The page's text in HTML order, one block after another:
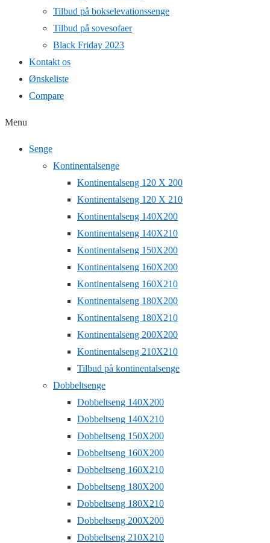
Tilbud på bokselevationssenge
Tilbud på sovesofaer
Black Friday 2023
Kontakt os
Ønskeliste
Compare
Menu
Senge
Kontinentalsenge
Kontinentalseng 120 X 200
Kontinentalseng 120 X 210
Kontinentalseng 140X200
Kontinentalseng 140X210
Kontinentalseng 150X200
Kontinentalseng 160X200
Kontinentalseng 160X210
Kontinentalseng 180X200
Kontinentalseng 180X210
Kontinentalseng 200X200
Kontinentalseng 210X210
Tilbud på kontinentalsenge
Dobbeltsenge
Dobbeltseng 140X200
Dobbeltseng 140X210
Dobbeltseng 150X200
Dobbeltseng 160X200
Dobbeltseng 160X210
Dobbeltseng 180X200
Dobbeltseng 180X210
Dobbeltseng 200X200
Dobbeltseng 210X210